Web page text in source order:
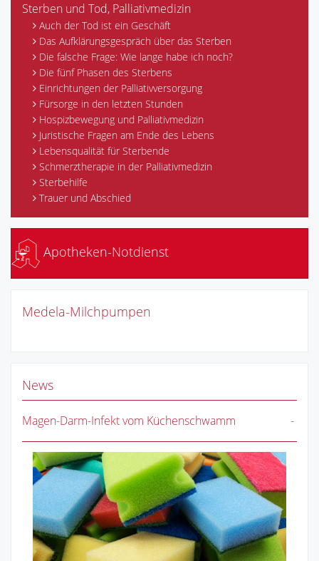
Sterben und Tod, Palliativmedizin
Auch der Tod ist ein Geschäft
Das Aufklärungsgespräch über das Sterben
Die falsche Frage: Wie lange habe ich noch?
Die fünf Phasen des Sterbens
Einrichtungen der Palliativversorgung
Fürsorge in den letzten Stunden
Hospizbewegung und Palliativmedizin
Juristische Fragen am Ende des Lebens
Lebensqualität für Sterbende
Schmerztherapie in der Palliativmedizin
Sterbehilfe
Trauer und Abschied
Apotheken-Notdienst
Medela-Milchpumpen
News
Magen-Darm-Infekt vom Küchenschwamm